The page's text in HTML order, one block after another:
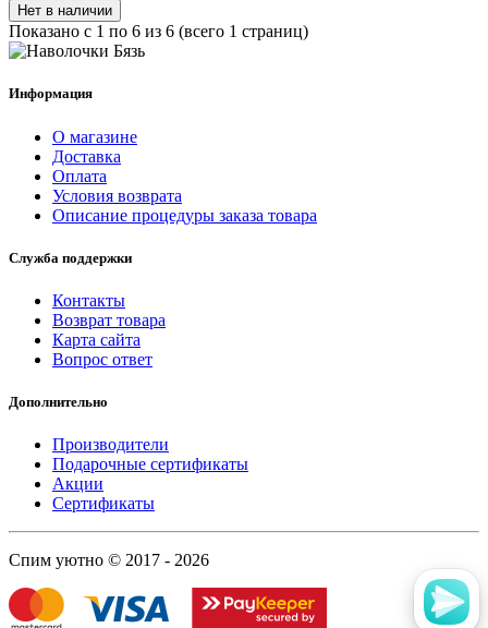
Нет в наличии
Показано с 1 по 6 из 6 (всего 1 страниц)
Информация
О магазине
Доставка
Оплата
Условия возврата
Описание процедуры заказа товара
Служба поддержки
Контакты
Возврат товара
Карта сайта
Вопрос ответ
Дополнительно
Производители
Подарочные сертификаты
Акции
Сертификаты
Спим уютно © 2017 - 2026